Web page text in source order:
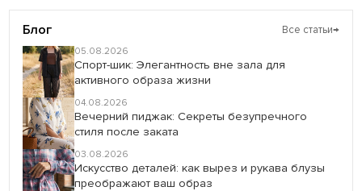
Блог Все статьи→
05.08.2026
Спорт-шик: Элегантность вне зала для
активного образа жизни
04.08.2026
Вечерний пиджак: Секреты безупречного
стиля после заката
03.08.2026
Искусство деталей: как вырез и рукава блузы
преображают ваш образ